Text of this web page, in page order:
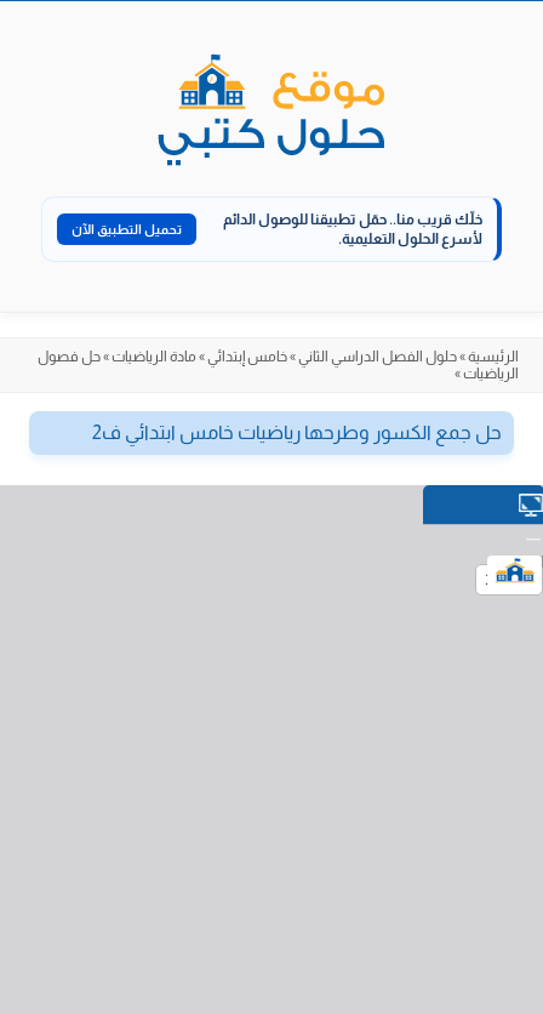
خلّك قريب منا.. حمّل تطبيقنا للوصول الدائم
لأسرع الحلول التعليمية.
تحميل التطبيق الآن
الرئيسية»حلول الفصل الدراسي الثاني»خامس إبتدائي» مادة الرياضيات»حل فصول
الرياضيات»
حل جمع الكسور وطرحها رياضيات خامس ابتدائي ف2